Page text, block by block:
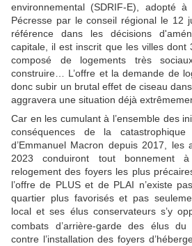
environnemental (SDRIF-E), adopté
Pécresse par le conseil régional le 12
référence dans les décisions
capitale, il est inscrit que les villes dont
composé de logements très
construire… L’offre et la demande de
donc subir un brutal effet de ciseau
aggravera une situation déjà
Car en les cumulant à l’ensemble des
conséquences de la
d’Emmanuel Macron depuis 2017, les
2023 conduiront tout bonnement
relogement des foyers les plus
l’offre de PLUS et de PLAI n’existe
quartier plus favorisés et pas
local et ses élus conservateurs s’y
combats d’arrière-garde des élus du
contre l’installation des foyers